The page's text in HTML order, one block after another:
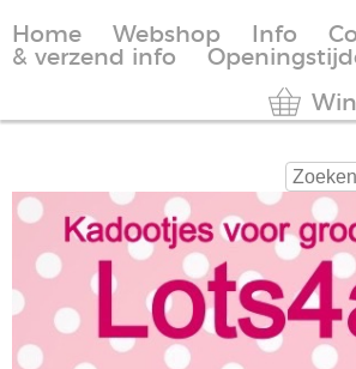
Home Webshop Info
& verzend info